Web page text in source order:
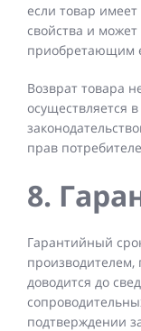
если товар
свойства и
приобретающим
Возврат товара
осуществляется
прав
8.
Гарантийный
доводится до
подтверждении